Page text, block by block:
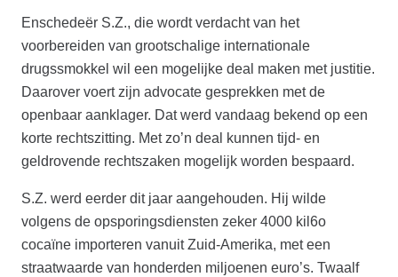
Enschedeër S.Z., die wordt verdacht van het
voorbereiden van grootschalige internationale
drugssmokkel wil een mogelijke deal maken met justitie.
Daarover voert zijn advocate gesprekken met de
openbaar aanklager. Dat werd vandaag bekend op een
korte rechtszitting. Met zo’n deal kunnen tijd- en
geldrovende rechtszaken mogelijk worden bespaard.
S.Z. werd eerder dit jaar aangehouden. Hij wilde
volgens de opsporingsdiensten zeker 4000 kil6o
cocaïne importeren vanuit Zuid-Amerika, met een
straatwaarde van honderden miljoenen euro’s. Twaalf